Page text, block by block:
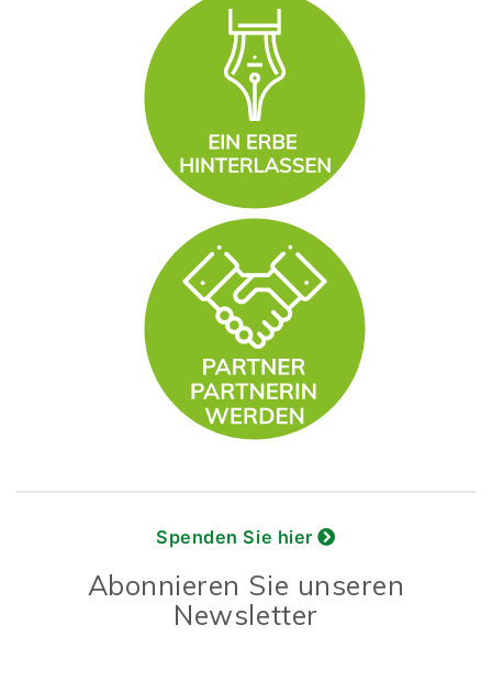
Spenden Sie hier
Abonnieren Sie unseren
Newsletter